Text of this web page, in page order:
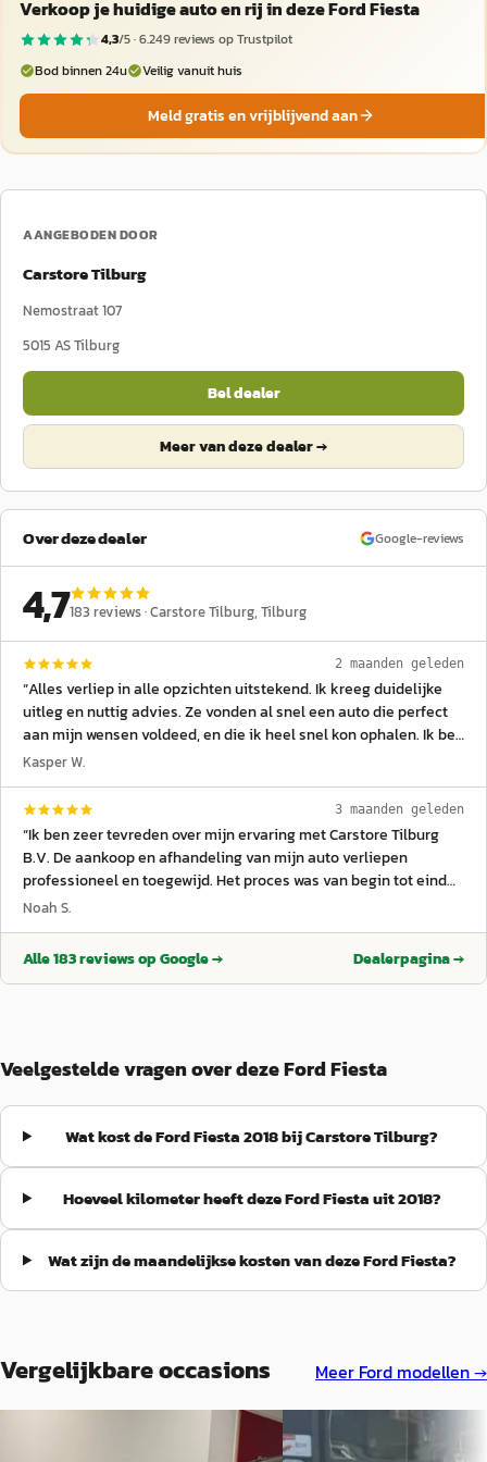
Verkoop je huidige auto en rij in deze Ford Fiesta
4,3/5 ·6.249reviews op Trustpilot
Bod binnen 24u
Veilig vanuit huis
Meld gratis en vrijblijvend aan
AANGEBODEN DOOR
Carstore Tilburg
Nemostraat 107
5015 ASTilburg
Bel dealer
Meer van deze dealer →
Over deze dealer Google-reviews
4,7183 reviews ·Carstore Tilburg, Tilburg
2 maanden geleden
“Alles verliep in alle opzichten uitstekend. Ik kreeg duidelijke
uitleg en nuttig advies. Ze vonden al snel een auto die perfect
aan mijn wensen voldeed, en die ik heel snel kon ophalen. Ik ben
echt heel tevreden over de aankoop en de ervaring bij Carstore
Kasper W.
3 maanden geleden
“Ik ben zeer tevreden over mijn ervaring met Carstore Tilburg
B.V. De aankoop en afhandeling van mijn auto verliepen
professioneel en toegewijd. Het proces was van begin tot eind
duidelijk, efficiënt en zonder stress. Ik beveel hen van harte aan.
Noah S.
Alle183reviews op Google → Dealerpagina →
Veelgestelde vragen over deze Ford Fiesta
Wat kost de Ford Fiesta 2018 bij Carstore Tilburg?
Hoeveel kilometer heeft deze Ford Fiesta uit 2018?
Wat zijn de maandelijkse kosten van deze Ford Fiesta?
Vergelijkbare occasions Meer Ford modellen →
Ford Fiesta 2018